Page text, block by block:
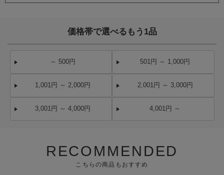
価格帯で選べるもう1品
～ 500円 501円 ～ 1,000円
1,001円 ～ 2,000円 2,001円 ～ 3,000円
3,001円 ～ 4,000円 4,001円 ～
RECOMMENDED
こちらの商品もおすすめ